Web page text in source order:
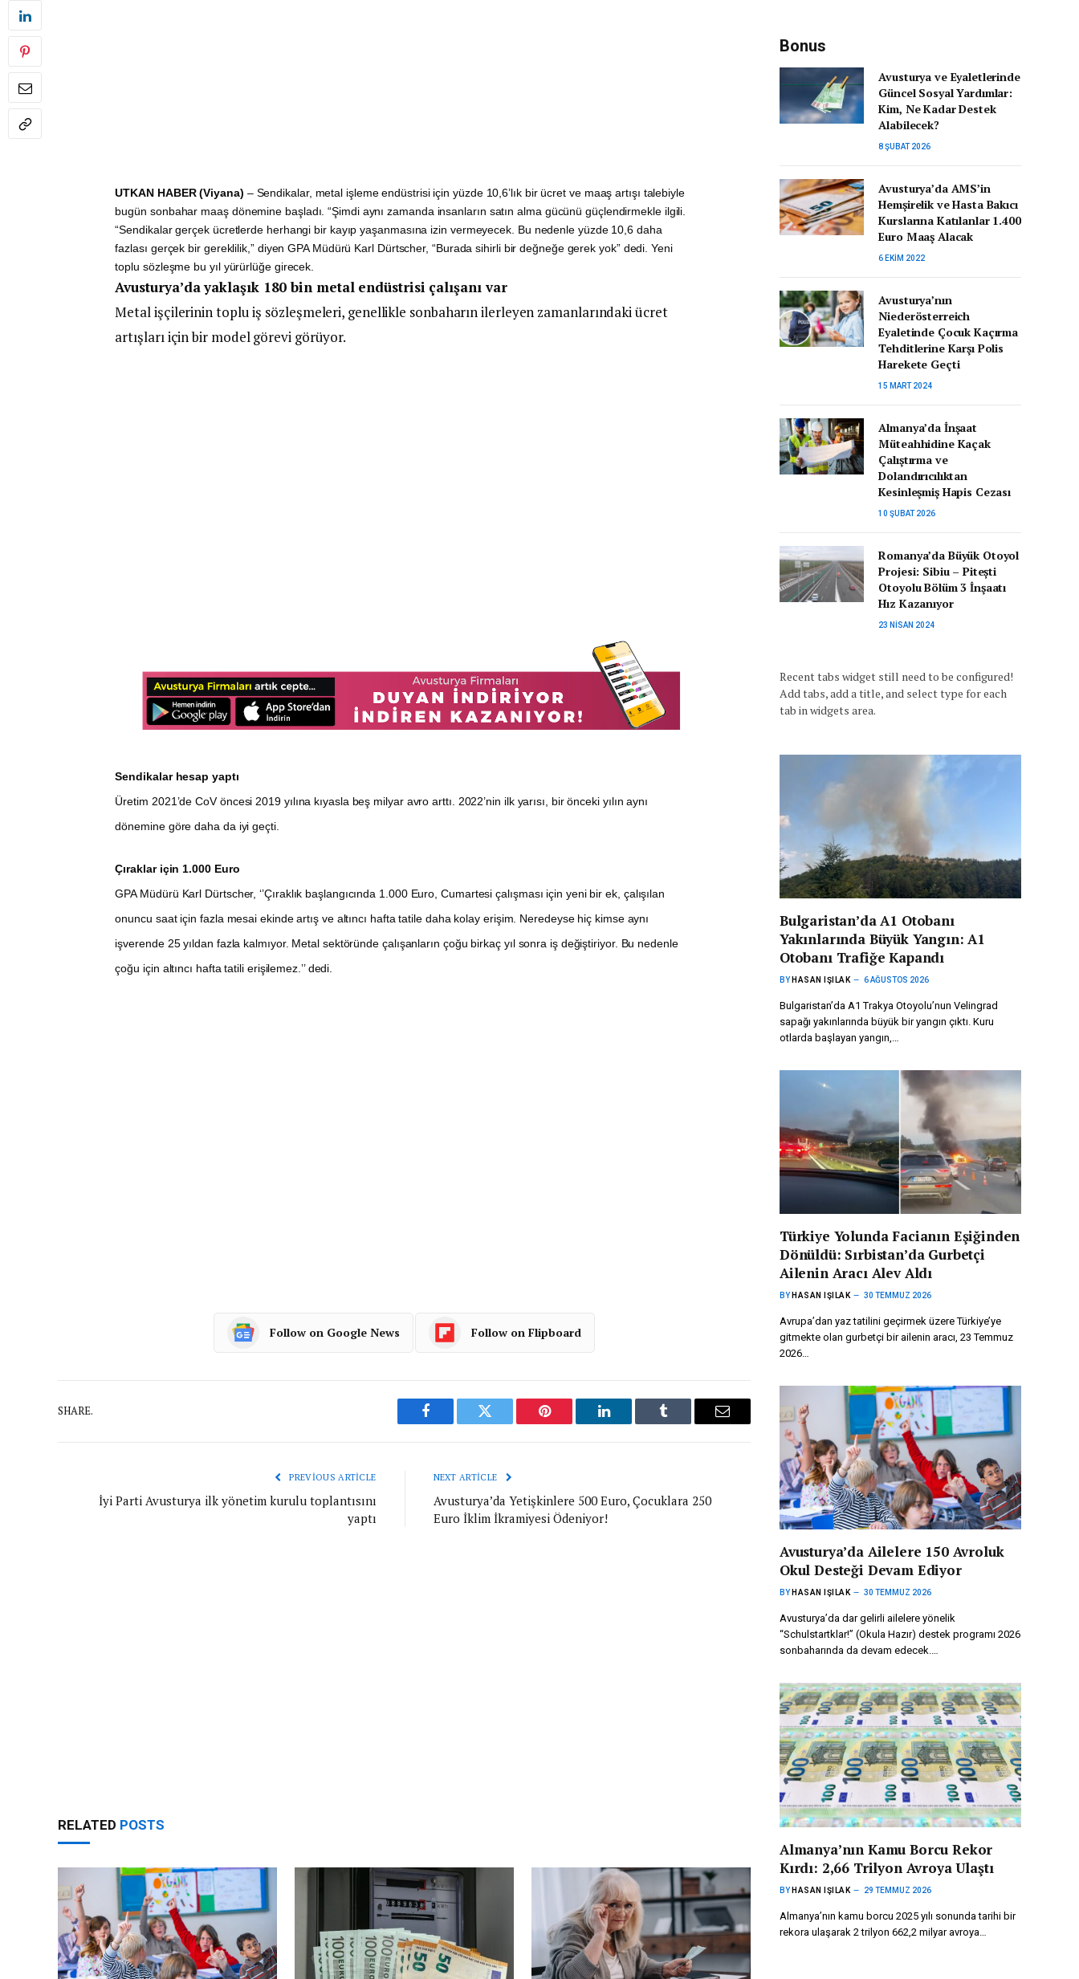
UTKAN HABER (Viyana) – Sendikalar, metal işleme endüstrisi için yüzde 10,6’lık bir ücret ve maaş artışı talebiyle
bugün sonbahar maaş dönemine başladı. “Şimdi aynı zamanda insanların satın alma gücünü güçlendirmekle ilgili.
“Sendikalar gerçek ücretlerde herhangi bir kayıp yaşanmasına izin vermeyecek. Bu nedenle yüzde 10,6 daha
fazlası gerçek bir gereklilik,” diyen GPA Müdürü Karl Dürtscher, “Burada sihirli bir değneğe gerek yok” dedi. Yeni
toplu sözleşme bu yıl yürürlüğe girecek.
Avusturya’da yaklaşık 180 bin metal endüstrisi çalışanı var
Metal işçilerinin toplu iş sözleşmeleri, genellikle sonbaharın ilerleyen zamanlarındaki ücret
artışları için bir model görevi görüyor.
Sendikalar hesap yaptı
Üretim 2021’de CoV öncesi 2019 yılına kıyasla beş milyar avro arttı. 2022’nin ilk yarısı, bir önceki yılın aynı
dönemine göre daha da iyi geçti.
Çıraklar için 1.000 Euro
GPA Müdürü Karl Dürtscher, ‘’Çıraklık başlangıcında 1.000 Euro, Cumartesi çalışması için yeni bir ek, çalışılan
onuncu saat için fazla mesai ekinde artış ve altıncı hafta tatile daha kolay erişim. Neredeyse hiç kimse aynı
işverende 25 yıldan fazla kalmıyor. Metal sektöründe çalışanların çoğu birkaç yıl sonra iş değiştiriyor. Bu nedenle
çoğu için altıncı hafta tatili erişilemez.’’ dedi.
Follow on Google News Follow on Flipboard
SHARE.
Facebook Twitter Pinterest LinkedIn Tumblr Email
PREVIOUS ARTICLE
İyi Parti Avusturya ilk yönetim kurulu toplantısını
yaptı
NEXT ARTICLE
Avusturya’da Yetişkinlere 500 Euro, Çocuklara 250
Euro İklim İkramiyesi Ödeniyor!
RELATED POSTS
Bonus
Avusturya ve Eyaletlerinde
Güncel Sosyal Yardımlar:
Kim, Ne Kadar Destek
Alabilecek?
8 ŞUBAT 2026
Avusturya’da AMS’in
Hemşirelik ve Hasta Bakıcı
Kurslarına Katılanlar 1.400
Euro Maaş Alacak
6 EKIM 2022
Avusturya’nın
Niederösterreich
Eyaletinde Çocuk Kaçırma
Tehditlerine Karşı Polis
Harekete Geçti
15 MART 2024
Almanya’da İnşaat
Müteahhidine Kaçak
Çalıştırma ve
Dolandırıcılıktan
Kesinleşmiş Hapis Cezası
10 ŞUBAT 2026
Romanya’da Büyük Otoyol
Projesi: Sibiu – Pitești
Otoyolu Bölüm 3 İnşaatı
Hız Kazanıyor
23 NISAN 2024
Recent tabs widget still need to be configured!
Add tabs, add a title, and select type for each
tab in widgets area.
Bulgaristan’da A1 Otobanı
Yakınlarında Büyük Yangın: A1
Otobanı Trafiğe Kapandı
BY HASAN IŞILAK 6 AĞUSTOS 2026
Bulgaristan’da A1 Trakya Otoyolu’nun Velingrad
sapağı yakınlarında büyük bir yangın çıktı. Kuru
otlarda başlayan yangın,…
Türkiye Yolunda Facianın Eşiğinden
Dönüldü: Sırbistan’da Gurbetçi
Ailenin Aracı Alev Aldı
BY HASAN IŞILAK 30 TEMMUZ 2026
Avrupa’dan yaz tatilini geçirmek üzere Türkiye’ye
gitmekte olan gurbetçi bir ailenin aracı, 23 Temmuz
2026…
Avusturya’da Ailelere 150 Avroluk
Okul Desteği Devam Ediyor
BY HASAN IŞILAK 30 TEMMUZ 2026
Avusturya’da dar gelirli ailelere yönelik
“Schulstartklar!” (Okula Hazır) destek programı 2026
sonbaharında da devam edecek.…
Almanya’nın Kamu Borcu Rekor
Kırdı: 2,66 Trilyon Avroya Ulaştı
BY HASAN IŞILAK 29 TEMMUZ 2026
Almanya’nın kamu borcu 2025 yılı sonunda tarihi bir
rekora ulaşarak 2 trilyon 662,2 milyar avroya…